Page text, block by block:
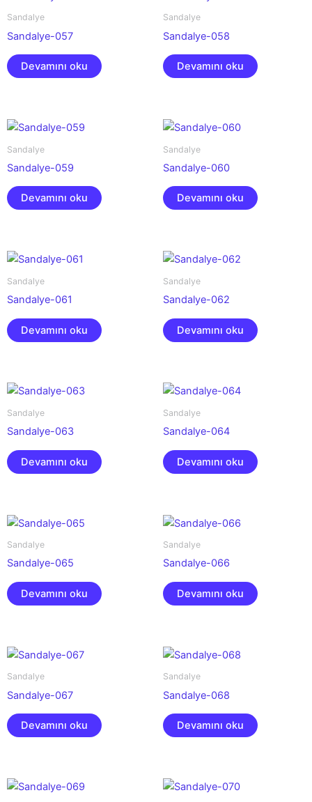
Sandalye
Sandalye-057
Devamını oku
Sandalye
Sandalye-058
Devamını oku
Sandalye
Sandalye-059
Devamını oku
Sandalye
Sandalye-060
Devamını oku
Sandalye
Sandalye-061
Devamını oku
Sandalye
Sandalye-062
Devamını oku
Sandalye
Sandalye-063
Devamını oku
Sandalye
Sandalye-064
Devamını oku
Sandalye
Sandalye-065
Devamını oku
Sandalye
Sandalye-066
Devamını oku
Sandalye
Sandalye-067
Devamını oku
Sandalye
Sandalye-068
Devamını oku